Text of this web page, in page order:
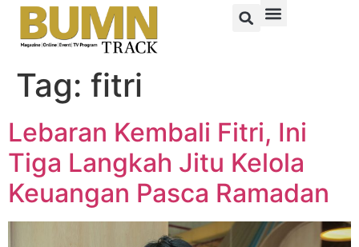
Tag: fitri
Lebaran Kembali Fitri, Ini
Tiga Langkah Jitu Kelola
Keuangan Pasca Ramadan